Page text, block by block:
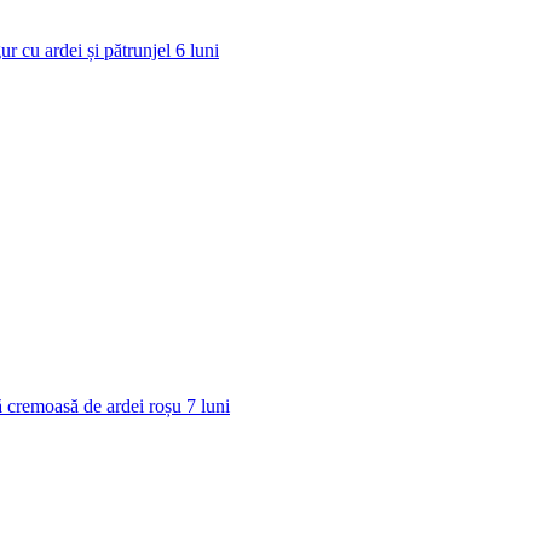
cu ardei și pătrunjel 6 luni
cremoasă de ardei roșu 7 luni